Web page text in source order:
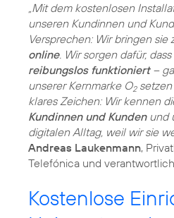
„Mit dem kostenlosen
unseren Kundinnen und
Versprechen: Wir bringen sie
online. Wir sorgen dafür,
reibungslos funktioniert–
unserer Kernmarke O2setzen
klares Zeichen: Wir kennen
Kundinnen und Kundenund
digitalen Alltag, weil wir sie
Andreas Laukenmann,
Telefónica und
Kostenlose